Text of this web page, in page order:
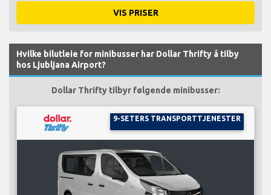
VIS PRISER
Hvilke bilutleie for minibusser har Dollar Thrifty å tilby
hos Ljubljana Airport?
Dollar Thrifty tilbyr følgende minibusser:
9-SETERS TRANSPORTTJENESTER